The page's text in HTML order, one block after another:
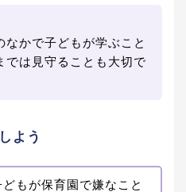
なかで子どもが学ぶこと
では見守ることも大切で
よう
どもが保育園で嫌なこと